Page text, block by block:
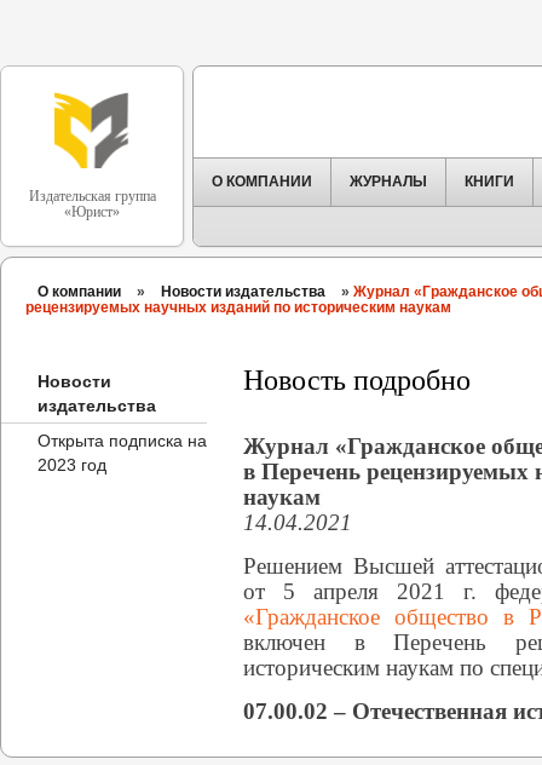
Издательская группа
«Юрист»
О КОМПАНИИ ЖУРНАЛЫ КНИГИ
О компании » Новости издательства » Журнал «Гражданское
рецензируемых научных изданий по историческим наукам
Новости
издательства
Открыта подписка на
2023 год
Новость подробно
Журнал «Гражданское
в Перечень рецензируемых
наукам
14.04.2021
Решением Высшей
от 5 апреля 2021 г.
«Гражданское общество в
включен в Перечень
историческим наукам по
07.00.02 – Отечественная